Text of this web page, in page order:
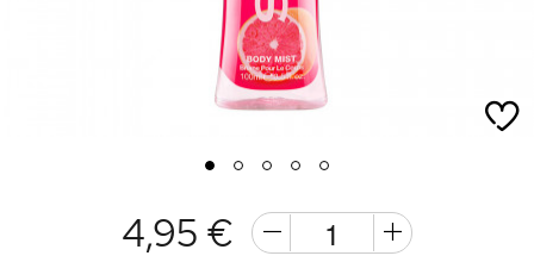
1 2 3 4 5
4,95 €